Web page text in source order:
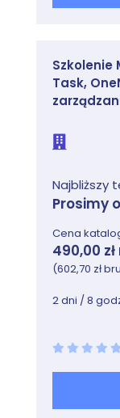
Szkolenie
Task,
Najbliższy
Prosimy
Cena
490,00
(602,70 zł
2 dni / 8